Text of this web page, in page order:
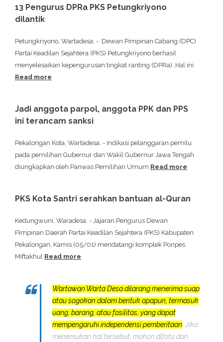
13 Pengurus DPRa PKS Petungkriyono
dilantik
Petungkriyono, Wartadesa. - Dewan Pimpinan Cabang (DPC)
Partai Keadilan Sejahtera (PKS) Petungkriyono berhasil
menyelesaikan kepengurusan tingkat ranting (DPRa). Hal ini
Read more
Jadi anggota parpol, anggota PPK dan PPS
ini terancam sanksi
Pekalongan Kota, Wartadesa. - Indikasi pelanggaran pemilu
pada pemilihan Gubernur dan Wakil Gubernur Jawa Tengah
diungkapkan oleh Panwas Pemilihan Umum Read more
PKS Kota Santri serahkan bantuan al-Quran
Kedungwuni, Waradesa. - Jajaran Pengurus Dewan
Pimpinan Daerah Partai Keadilan Sejahtera (PKS) Kabupaten
Pekalongan, Kamis (05/01) mendatangi komplek Ponpes
Miftakhul Read more
Wartawan Warta Desa dilarang menerima suap
atau sogokan dalam bentuk apapun, termasuk
uang, barang, atau fasilitas, yang dapat
mempengaruhi independensi pemberitaan. Jika
menemukan hal tersebut, mohon difoto dan